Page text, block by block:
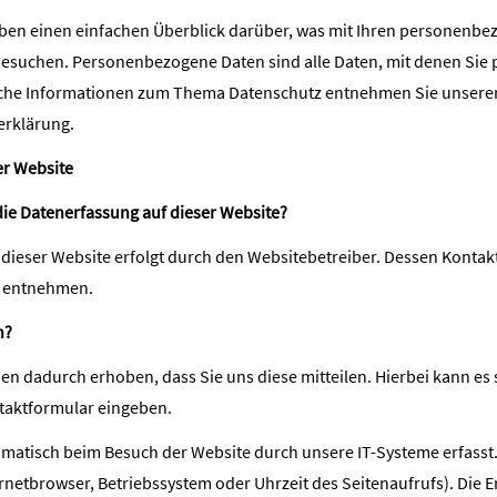
einen einfachen Überblick darüber, was mit Ihren
Personenbezogene Daten sind alle Daten, mit denen
Informationen zum Thema Datenschutz entnehmen Sie
Website
Datenerfassung auf dieser Website?
Website erfolgt durch den Websitebetreiber. Dessen
dadurch erhoben, dass Sie uns diese mitteilen. Hierbei kann es
eingeben.
beim Besuch der Website durch unsere IT-Systeme
Betriebssystem oder Uhrzeit des Seitenaufrufs). Die